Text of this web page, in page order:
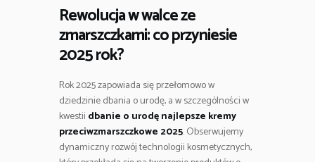
Rewolucja w walce ze
zmarszczkami: co przyniesie
2025 rok?
Rok 2025 zapowiada się przełomowo w
dziedzinie dbania o urodę, a w szczególności w
kwestii dbanie o urodę najlepsze kremy
przeciwzmarszczkowe 2025. Obserwujemy
dynamiczny rozwój technologii kosmetycznych,